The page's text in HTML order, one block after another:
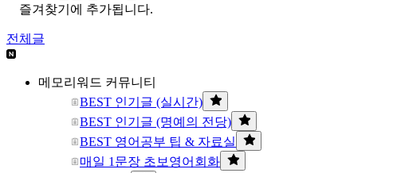
즐겨찾기에 추가됩니다.
전체글
메모리워드 커뮤니티
BEST 인기글 (실시간)
BEST 인기글 (명예의 전당)
BEST 영어공부 팁 & 자료실
매일 1문장 초보영어회화